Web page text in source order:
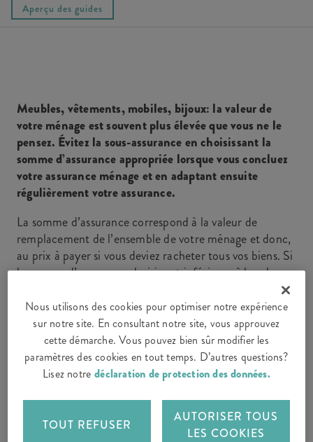
Aperçu des guides
Meubles, vêtements, mobiles, bijoux: la valeur de
votre ménage est souvent plus élevée que vous ne le
pensez. Évitez la sous-assurance en choisissant la
somme d’assurance appropriée lorsque vous concluez
votre assurance ménage et en adaptant ensuite
régulièrement votre assurance.
La somme d’assurance correspond à la valeur de
remplacement de l’ensemble de votre ménage et donc,
au prix à payer si vous deviez racheter tous vos biens. Si
la somme d’assurance choisie est inférieure à la valeur
effective de votre ménage, il y a sous-assurance; en cas
de sinistre, le montant versé ne suffira pas à remplacer
les biens de votre ménage.
CALCULEZ LA VALEUR DE VOTRE
MÉNAGE
Nous utilisons des cookies pour optimiser notre expérience
sur notre site. En consultant notre site, vous approuvez
cette démarche. Vous pouvez bien sûr modifier les
paramètres des cookies en tout temps. D’autres questions?
Lisez notre déclaration de protection des données.
TOUT REFUSER
AUTORISER TOUS
LES COOKIES